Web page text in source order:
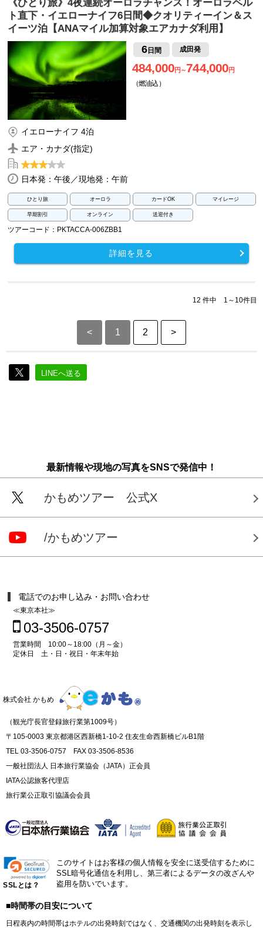
《ひとり旅》4夜連続オーロラチャンス！オーロラベル
ト直下・イエローナイフ6日間◆クオリティーイン＆ス
イーツ泊【ANAマイル加算対象エアカナダ利用】
6日間 成田発
484,000円～744,000円
（燃油込）
イエローナイフ 4泊
エア・カナダ(指定)
日本発：午後／現地発：午前
ひとり旅 オーロラ カードOK マイレージ
早期割引 オンライン 送迎付き
ツアーコード：PKTACCA-006ZBB1
詳細を見る
12 件中 1～10件目
< 1 2 >
LINEへ送る
最新情報や現地の写真をSNSで発信中！
かもめツアー 公式X
/かもめツアー
電話でのお申し込み・お問い合わせ
≪東京本社≫
03-3506-0757
営業時間 10:00～18:00（月～金）
定休日 土・日・祝日・年末年始
株式会社 かもめ
（観光庁長官登録旅行業第1009号）
〒105-0003 東京都港区西新橋1-10-2 住友生命西新橋ビルB1階
TEL 03-3506-0757 FAX 03-3506-8536
一般社団法人 日本旅行業協会（JATA）正会員
IATA公認旅客代理店
旅行業公正取引協議会会員
SSLとは？
このサイトはお客様の個人情報を安全に送受信するために
SSL暗号化通信を利用し、第三者によるデータの改ざんや
盗用を防いでいます。
■時間帯の目安について
日程表内の時間帯はホテルの出発時刻ではなく、交通機関の出発時刻を表示し